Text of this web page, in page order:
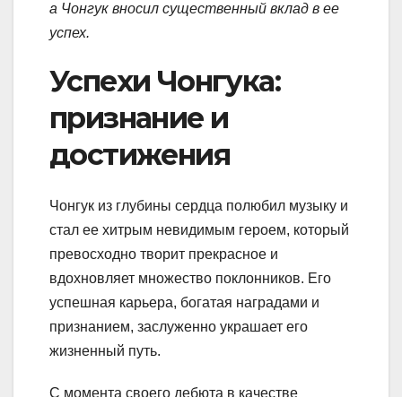
а Чонгук вносил существенный вклад в ее
успех.
Успехи Чонгука:
признание и
достижения
Чонгук из глубины сердца полюбил музыку и
стал ее хитрым невидимым героем, который
превосходно творит прекрасное и
вдохновляет множество поклонников. Его
успешная карьера, богатая наградами и
признанием, заслуженно украшает его
жизненный путь.
С момента своего дебюта в качестве